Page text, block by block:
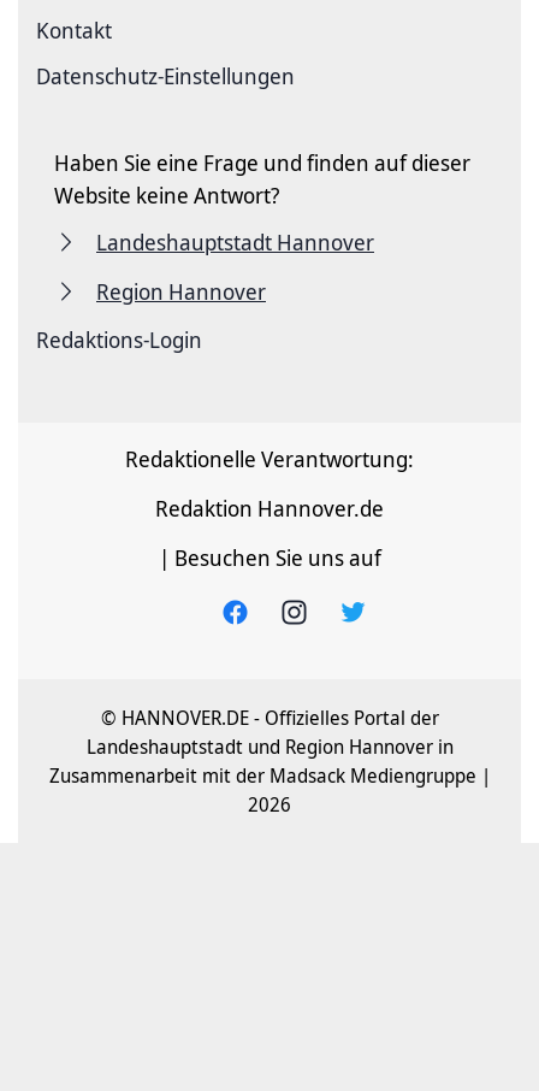
Kontakt
Datenschutz-Einstellungen
Haben Sie eine Frage und finden auf dieser
Website keine Antwort?
Landeshauptstadt Hannover
Region Hannover
Redaktions-Login
Redaktionelle Verantwortung:
Redaktion Hannover.de
| Besuchen Sie uns auf
© HANNOVER.DE - Offizielles Portal der
Landeshauptstadt und Region Hannover in
Zusammenarbeit mit der Madsack Mediengruppe |
2026